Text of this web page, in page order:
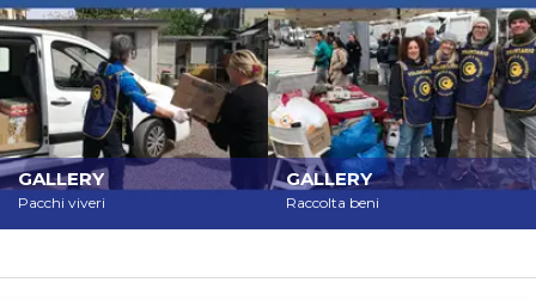
GALLERY
Pacchi viveri
GALLERY
Raccolta beni